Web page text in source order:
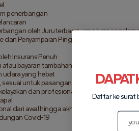
penerbangan
oleh Juruterbang yang
Penyampaian Pingat Emas
Insurans Penuh
bayaran tambahan
udara yang hebat
sesuai untuk pasangan
dan profesional
dari awal hingga akhir
Covid-19
Daftar ke surat